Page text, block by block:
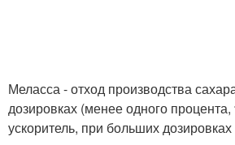
Меласса - отход производства
дозировках (менее одного процента,
ускоритель, при больших